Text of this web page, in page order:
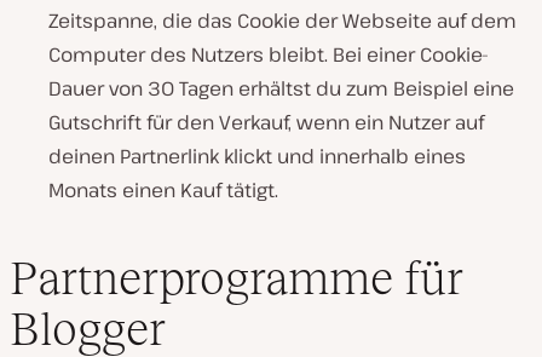
Zeitspanne, die das Cookie der Webseite auf dem
Computer des Nutzers bleibt. Bei einer Cookie-
Dauer von 30 Tagen erhältst du zum Beispiel eine
Gutschrift für den Verkauf, wenn ein Nutzer auf
deinen Partnerlink klickt und innerhalb eines
Monats einen Kauf tätigt.
Partnerprogramme für
Blogger